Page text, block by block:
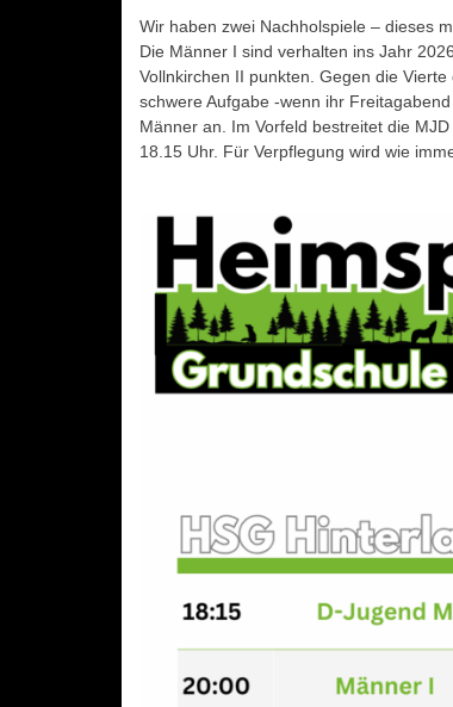
Wir haben zwei Nachholspiele – dieses
Die Männer I sind verhalten ins Jahr
Vollnkirchen II punkten. Gegen die
schwere Aufgabe -wenn ihr
Männer an. Im Vorfeld bestreitet die
18.15 Uhr. Für Verpflegung wird wie